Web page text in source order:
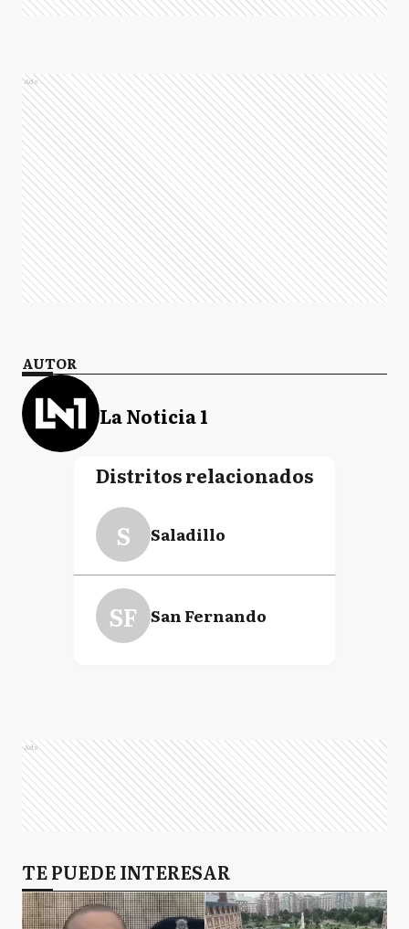
Ads
AUTOR
La Noticia 1
Distritos relacionados
S Saladillo
SF San Fernando
Ads
TE PUEDE INTERESAR